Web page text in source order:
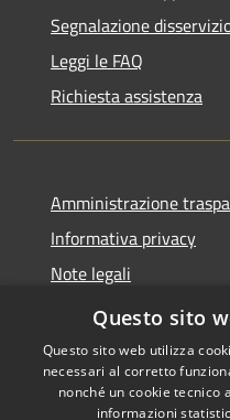
Segnalazione
Leggi le FAQ
Richiesta assistenza
Amministrazione
Informativa privacy
Note legali
Dichiarazione di
Questo sito
Questo sito web utilizza
necessari al corretto
nonché un cookie tecnico
informazioni